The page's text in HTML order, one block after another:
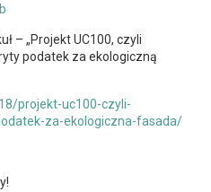
– „Projekt UC100, czyli
podatek za ekologiczną
projekt-uc100-czyli-
za-ekologiczna-fasada/